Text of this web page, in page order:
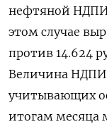
нефтяной НДПИ
этом случае
против 14.624
Величина НДПИ
учитывающих
итогам месяца